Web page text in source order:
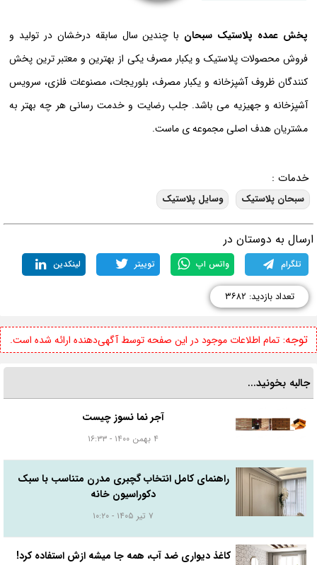
پخش عمده پلاستیک سبحانبا چندین سال سابقه درخشان در تولید و
فروش محصولات پلاستیک و یکبار مصرف یکی از بهترین ‌و معتبر ترین پخش
کنندگان ظروف آشپزخانه و یکبار مصرف، بلوریجات، مصنوعات فلزی، سرویس
آشپزخانه و جهیزیه می باشد. جلب رضایت و خدمت رسانی هر چه بهتر به
مشتریان هدف اصلی مجموعه ی ماست.
خدمات :
سبحان پلاستیک وسایل پلاستیک
به دوستان در
تلگرام واتس اپ توییتر لینکدین
تعداد بازدید: ۳۶۸۲
توجه:تمام اطلاعات موجود در این صفحه توسط آگهی‌دهنده ارائه شده است.
جالبه بخونید...
آجر نما نسوز چیست
راهنمای کامل انتخاب گچبری مدرن متناسب با سبک
دکوراسیون خانه
کاغذ دیواری ضد آب، همه جا میشه ازش استفاده کرد!